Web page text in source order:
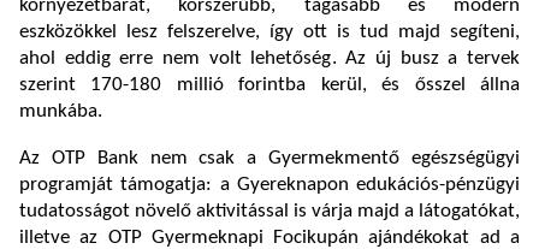
környezetbarát, korszerűbb, tágasabb és modern
eszközökkel lesz felszerelve, így ott is tud majd segíteni,
ahol eddig erre nem volt lehetőség. Az új busz a tervek
szerint 170-180 millió forintba kerül, és ősszel állna
munkába.
Az OTP Bank nem csak a Gyermekmentő egészségügyi
programját támogatja: a Gyereknapon edukációs-pénzügyi
tudatosságot növelő aktivitással is várja majd a látogatókat,
illetve az OTP Gyermeknapi Focikupán ajándékokat ad a